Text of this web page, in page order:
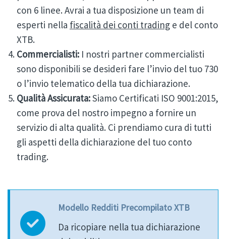
con 6 linee. Avrai a tua disposizione un team di
esperti nella fiscalità dei conti trading e del conto
XTB.
Commercialisti: I nostri partner commercialisti
sono disponibili se desideri fare l’invio del tuo 730
o l’invio telematico della tua dichiarazione.
Qualità Assicurata:Siamo Certificati ISO 9001:2015,
come prova del nostro impegno a fornire un
servizio di alta qualità. Ci prendiamo cura di tutti
gli aspetti della dichiarazione del tuo conto
trading.
Modello Redditi Precompilato XTB
Da ricopiare nella tua dichiarazione